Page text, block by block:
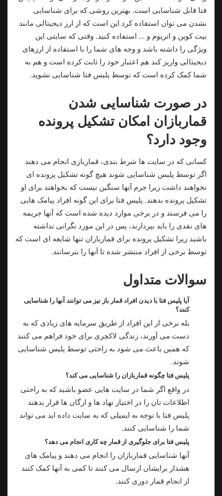
فتا قابل‌ شناسایی است. بهترین روشی که برای شناسایی
نشدن می‌ توان استفاده کرد این است که از ارز دیجیتالی مانند
بیت کوین و اتریوم و … استفاده کنید. وقتی‌ که سایتی این
ویژگی را داشته باشد و وجه‌ های شما را با استفاده از ارزهای
دیجیتالی واریز کند هم اعتبار خود را ثابت کرده‌ است و هم به
شما کمک کرده‌ است که توسط پلیس فتا شناسایی نشوید.
در صورت شناسایی شدن
قماربازان امکان تشکیل پرونده
وجود دارد؟
کسانی که در سایت ها شرط بندی، قماربازی انجام می‌ دهند
اگر توسط پلیس شناسایی شوند هیچ گونه تشکیل پرونده ای
نخواهند داشت زیرا جرم آنها سنگین نیست که بخواهند برای او
تشکیل پرونده بدهند. پلیس فتا برای این گونه افراد پیامک‌ هایی
را می فرستد و در برخی موارد دیده شده است که آنها جریمه‌
های نقدی را باید بپردازند، پس در این مورد نگرانی نداشته
باشید زیرا تشکیل پرونده برای قماربازان تنها شایعه ای است که
توسط برخی از افراد منتشر شده تا آنها را بترسانند.
سوالات متداول
آیا پلیس فتا با دیدن افراد قمار باز نیز می توانند آنها را شناسایی
کنند؟
بله برخی از این افراد از طریق سرمایه های زیادی که به
دست می آورند، زندگی لاکچری برای خود فراهم می‌ کنند
که همین باعث می شود به راحتی توسط پلیس شناسایی
شوند.
پلیس فتا چگونه قماربازان را شناسایی می‌ کند؟
در واقع اگر شما در سایت‌ هایی عضو باشید که به راحتی
اطلاعات تان را در اختیار نهاد ها و ارگان ها قرار بدهند
پلیس فتا با توجه به ایمیلی که به سایت داده‌ اید می تواند
شما را شناسایی کنند.
پلیس فتا برای جلوگیری از قمار چه کاری انجام می دهد؟
آنها شناسایی قماربازان را انجام می دهند و پیامک های
هشدار برایشان ارسال می کنند تا کمی به آنها کمک کنند
از انجام قمار دوری کنند.